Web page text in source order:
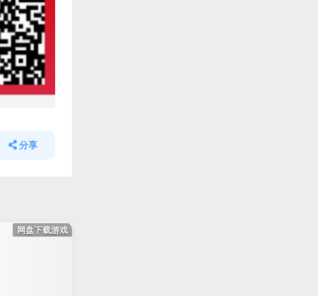
分享
网盘下载游戏